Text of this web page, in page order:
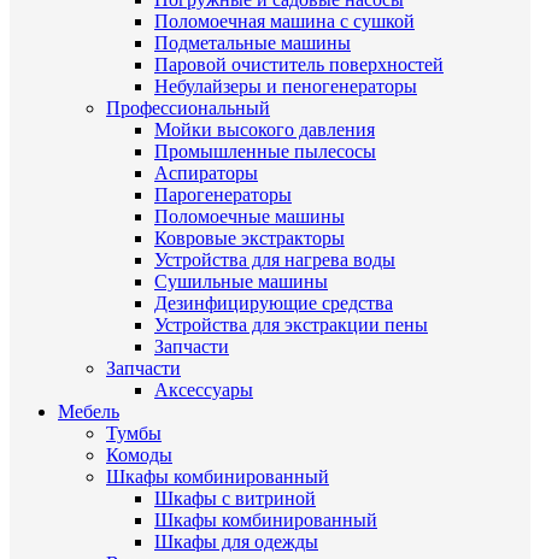
Поломоечная машина с сушкой
Подметальные машины
Паровой очиститель поверхностей
Небулайзеры и пеногенераторы
Профессиональный
Мойки высокого давления
Промышленные пылесосы
Аспираторы
Парогенераторы
Поломоечные машины
Ковровые экстракторы
Устройства для нагрева воды
Сушильные машины
Дезинфицирующие средства
Устройства для экстракции пены
Запчасти
Запчасти
Аксессуары
Мебель
Тумбы
Комоды
Шкафы комбинированный
Шкафы с витриной
Шкафы комбинированный
Шкафы для одежды